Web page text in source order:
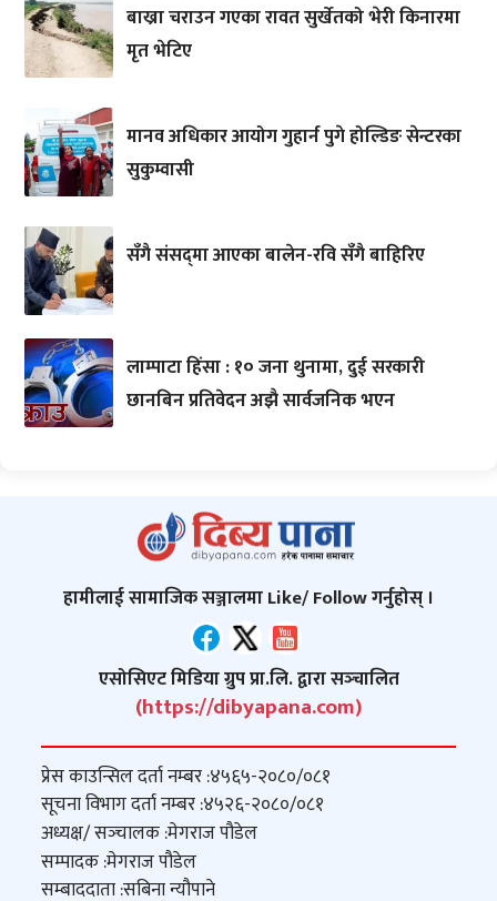
बाख्रा चराउन गएका रावत सुर्खेतको भेरी किनारमा
मृत भेटिए
मानव अधिकार आयोग गुहार्न पुगे होल्डिङ सेन्टरका
सुकुम्वासी
सँगै संसद्‌मा आएका बालेन-रवि सँगै बाहिरिए
लाम्पाटा हिंसा : १० जना थुनामा, दुई सरकारी
छानबिन प्रतिवेदन अझै सार्वजनिक भएन
हामीलाई सामाजिक सञ्जालमा Like/ Follow गर्नुहोस् ।
एसोसिएट मिडिया ग्रुप प्रा.लि. द्वारा सञ्‍चालित
(https://dibyapana.com)
प्रेस काउन्सिल दर्ता नम्बर :४५६५-२०८०/०८१
सूचना विभाग दर्ता नम्बर :४५२६-२०८०/०८१
अध्यक्ष/ सञ्‍चालक :मेगराज पौडेल
सम्पादक :मेगराज पौडेल
सम्बाददाता :सबिना न्यौपाने